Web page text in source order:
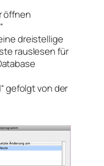
öffnen
dreistellige
rauslesen für
gefolgt von der